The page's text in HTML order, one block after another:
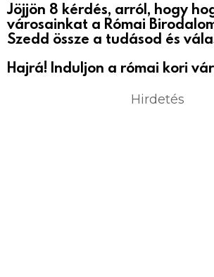
Jöjjön 8 kérdés, arról, hogy
városainkat a Római
Szedd össze a tudásod és
Hajrá! Induljon a római kori
Hirdetés